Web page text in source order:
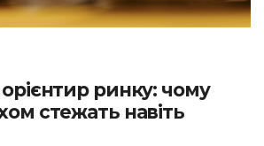
орієнтир ринку: чому
стежать навіть